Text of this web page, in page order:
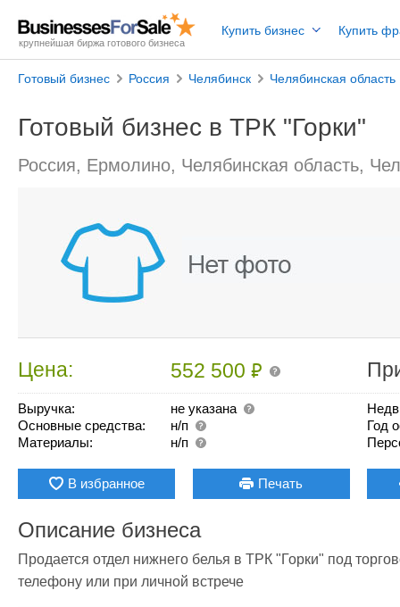
крупнейшая биржа готового бизнеса
Купить бизнес Купить
Готовый бизнес Россия Челябинск Челябинская область
Готовый бизнес в ТРК "Горки"
Россия, Ермолино, Челябинская область,
Цена: 552 500₽
Выручка:
не указана
Основные средства:
н/п
Материалы:
н/п
Год
В избранное Печать
Описание бизнеса
Продается отдел нижнего белья в ТРК "Горки" под
телефону или при личной встрече